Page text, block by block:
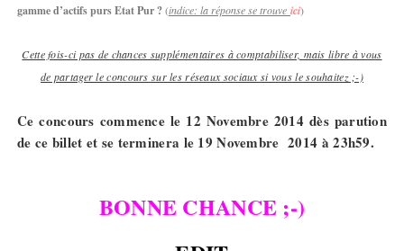
gamme d’actifs purs Etat Pur ?(indice: la réponse se trouve ici)
Cette fois-ci pas de chances supplémentaires à comptabiliser, mais libre à vous
de partager le concours sur les réseaux sociaux si vous le souhaitez ;-)
Ce concours commence le 12 Novembre 2014 dès parution
de ce billet et se terminera le 19 Novembre 2014 à 23h59.
BONNE CHANCE ;-)